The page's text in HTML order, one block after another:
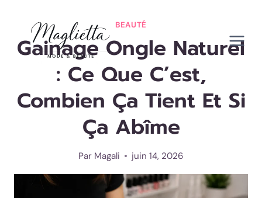
contenu
BEAUTÉ
Gainage Ongle Naturel
: Ce Que C’est,
Combien Ça Tient Et Si
Ça Abîme
Par Magali juin 14, 2026